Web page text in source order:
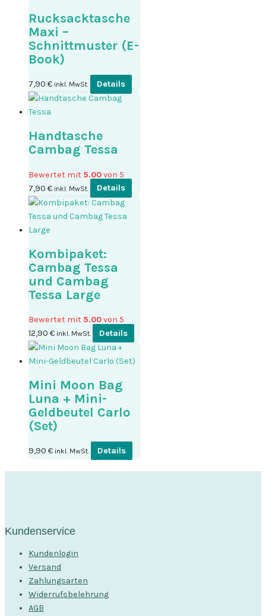
Rucksacktasche
Maxi –
Schnittmuster (E-
Book)
7,90 € inkl. MwSt. Details
Handtasche
Cambag Tessa
Bewertet mit 5.00von 5
7,90 € inkl. MwSt. Details
Kombipaket:
Cambag Tessa
und Cambag
Tessa Large
Bewertet mit 5.00von 5
12,90 € inkl. MwSt. Details
Mini Moon Bag
Luna + Mini-
Geldbeutel Carlo
(Set)
9,90 € inkl. MwSt. Details
Kundenservice
Kundenlogin
Versand
Zahlungsarten
Widerrufsbelehrung
AGB